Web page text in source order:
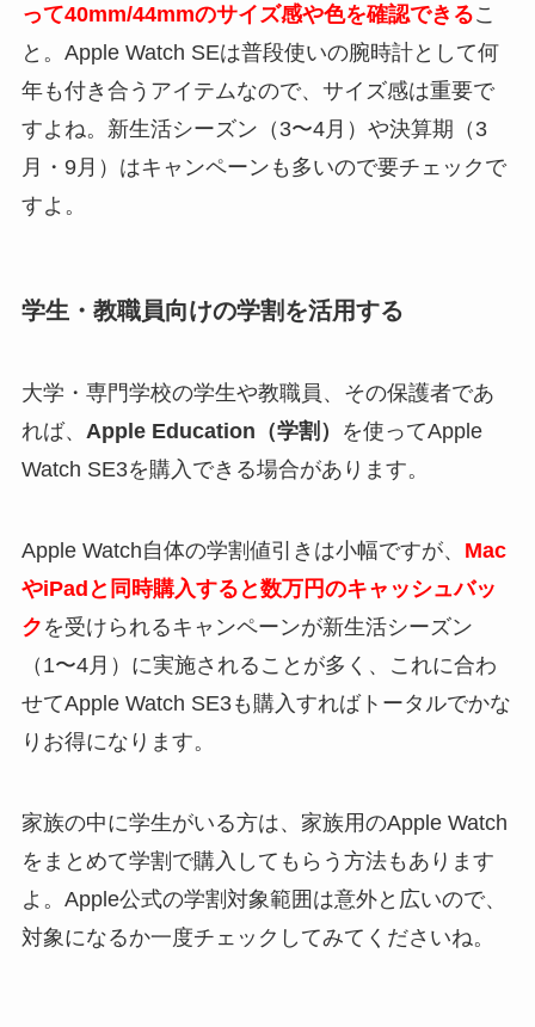
って40mm/44mmのサイズ感や色を確認できるこ
と。Apple Watch SEは普段使いの腕時計として何
年も付き合うアイテムなので、サイズ感は重要で
すよね。新生活シーズン（3〜4月）や決算期（3
月・9月）はキャンペーンも多いので要チェックで
すよ。
学生・教職員向けの学割を活用する
大学・専門学校の学生や教職員、その保護者であ
れば、 Apple Education（学割）
を使ってApple
Watch SE3を購入できる場合があります。
Apple Watch自体の学割値引きは小幅ですが、 Mac
やiPadと同時購入すると数万円のキャッシュバッ
ク を受けられるキャンペーンが新生活シーズン
（1〜4月）に実施されることが多く、これに合わ
せてApple Watch SE3も購入すればトータルでかな
りお得になります。
家族の中に学生がいる方は、家族用のApple Watch
をまとめて学割で購入してもらう方法もあります
よ。Apple公式の学割対象範囲は意外と広いので、
対象になるか一度チェックしてみてくださいね。